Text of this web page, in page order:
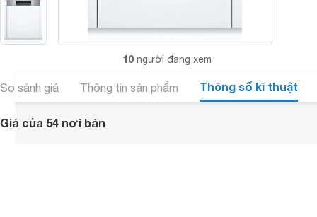
10 người đang xem
So sánh giá Thông tin sản phẩm Thông số kĩ thuật
Giá của 54 nơi bán